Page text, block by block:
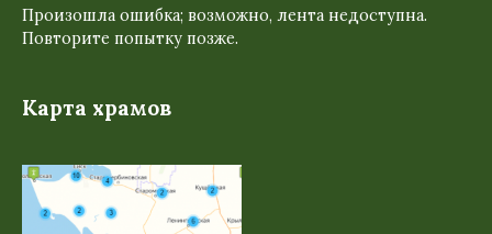
Произошла ошибка; возможно, лента недоступна.
Повторите попытку позже.
Карта храмов